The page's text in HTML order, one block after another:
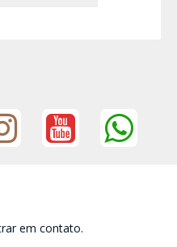
em contato.